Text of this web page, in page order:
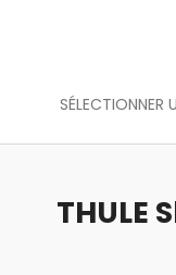
SÉLECTIONNER
THULE